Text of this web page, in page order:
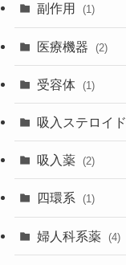
副作用 (1)
医療機器 (2)
受容体 (1)
吸入ステロイド
吸入薬 (2)
四環系 (1)
婦人科系薬 (4)